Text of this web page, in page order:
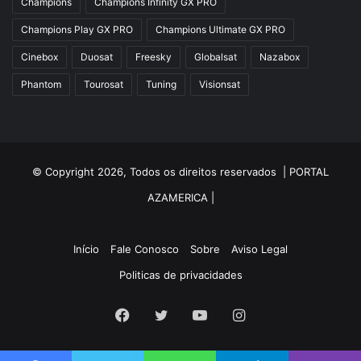
Azgold
Azplus
Azsat
Blade B1
Champions
Champions PRO GX
Champions Super GX
Cinebox
Champions Play GX PRO Champions Ultimate GX PRO
Cinebox Duosat Freesky Globalsat Nazabox
Phantom Tourosat Tuning Visionsat
© Copyright 2026, Todos os direitos reservados | PORTAL
AZAMERICA|
Início Fale Conosco Sobre
Aviso Legal
Politicas de privacidades
Facebook
Twitter YouTubeInstagram